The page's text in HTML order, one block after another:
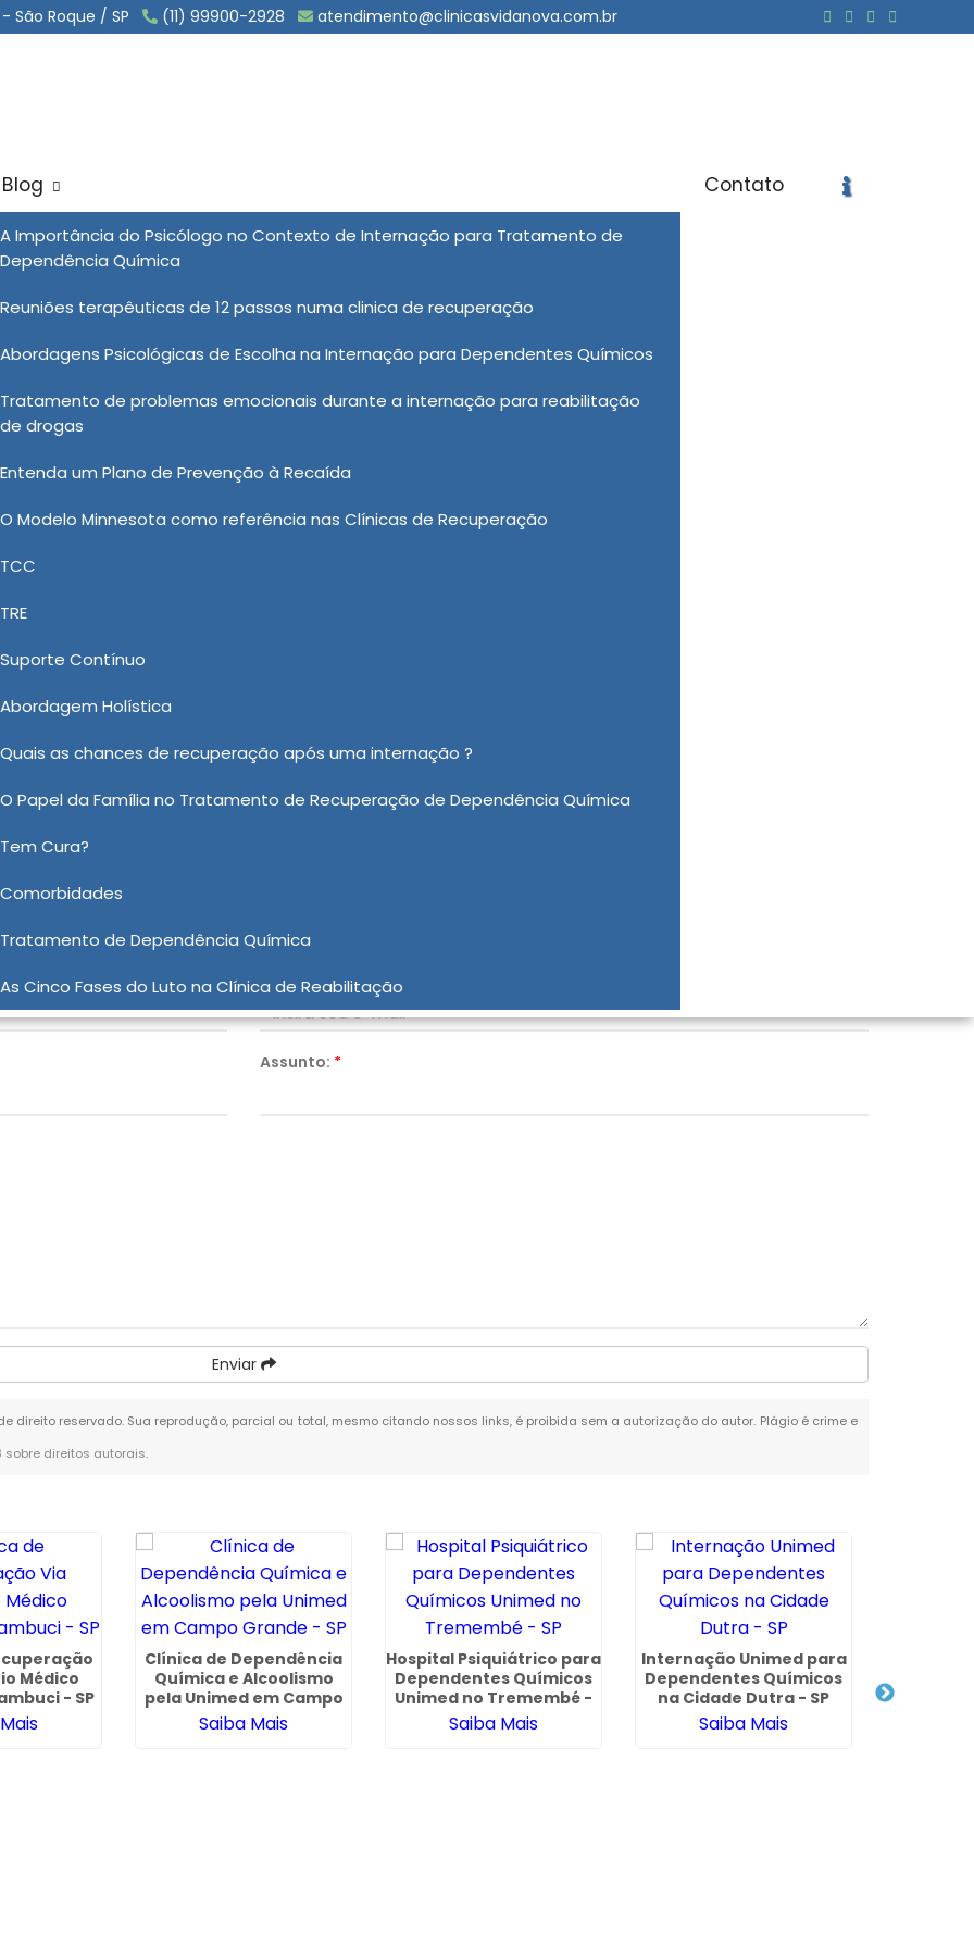
São Roque / SP (11) 99900-2928 atendimento@clinicasvidanova.com.br
Blog
A Importância do Psicólogo no Contexto de Internação para Tratamento de
Dependência Química
Reuniões terapêuticas de 12 passos numa clinica de recuperação
Abordagens Psicológicas de Escolha na Internação para Dependentes Químicos
Tratamento de problemas emocionais durante a internação para reabilitação
de drogas
Entenda um Plano de Prevenção à Recaída
O Modelo Minnesota como referência nas Clínicas de Recuperação
TCC
TRE
Suporte Contínuo
Abordagem Holística
Quais as chances de recuperação após uma internação ?
O Papel da Família no Tratamento de Recuperação de Dependência Química
Tem Cura?
Comorbidades
Tratamento de Dependência Química
As Cinco Fases do Luto na Clínica de Reabilitação
Contato
em Amparo Solicite um Orçamento
multidisciplinar de profissionais de saúde. Além da
e terapêutico para ajudar o paciente a enfrentar os
para a prevenção de recaídas. Esse suporte
Involuntária, Clinica de Recuperação de Drogas Feminina, Internação Involuntária
de Drogas e Clínica de Recuperação Feminina Evangélica, a New New Clinica Vida Nova investe
no mercado a fim de fornecer Tratamento Involuntário em Amparo de qualidade, comprovando
o melhor atendimento possível.
Ou em nosso WhatsApp
Email:
Assunto: *
Enviar
direito reservado. Sua reprodução, parcial ou total, mesmo citando nossos links, é proibida sem a autorização do autor. Plágio é crime e
sobre direitos autorais.
Informações
Médico
- SP
Clínica de Dependência
Química e Alcoolismo
pela Unimed em Campo
Grande - SP
Saiba Mais
Hospital Psiquiátrico para
Dependentes Químicos
Unimed no Tremembé -
SP
Saiba Mais
Internação Unimed para
Dependentes Químicos
na Cidade Dutra - SP
Saiba Mais
em São